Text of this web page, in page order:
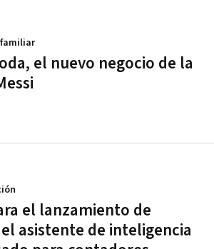
el nuevo negocio de la
el lanzamiento de
asistente de inteligencia